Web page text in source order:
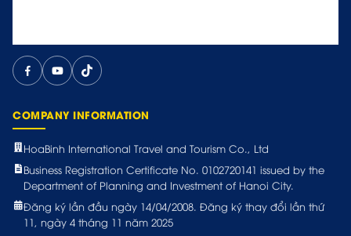
COMPANY INFORMATION
HoaBinh International Travel and Tourism Co., Ltd
Business Registration Certificate No. 0102720141 issued by the
Department of Planning and Investment of Hanoi City.
Đăng ký lần đầu ngày 14/04/2008. Đăng ký thay đổi lần thứ
11, ngày 4 tháng 11 năm 2025